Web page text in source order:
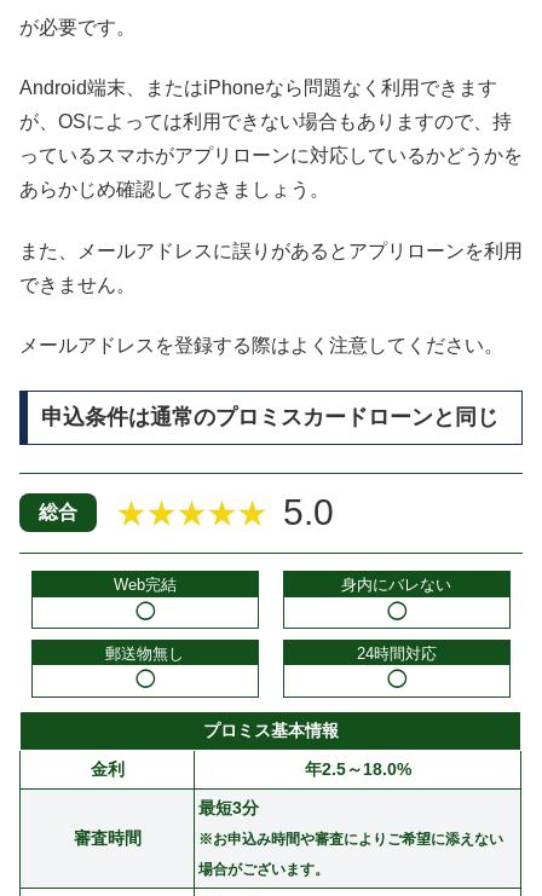
が必要です。
Android端末、またはiPhoneなら問題なく利用できます
が、OSによっては利用できない場合もありますので、持
っているスマホがアプリローンに対応しているかどうかを
あらかじめ確認しておきましょう。
また、メールアドレスに誤りがあるとアプリローンを利用
できません。
メールアドレスを登録する際はよく注意してください。
申込条件は通常のプロミスカードローンと同じ
総合 ★★★★★ 5.0
Web完結
◯
身内にバレない
◯
郵送物無し
◯
24時間対応
◯
プロミス基本情報
金利
年2.5～18.0%
審査時間
最短3分
※お申込み時間や審査によりご希望に添えない
場合がございます。